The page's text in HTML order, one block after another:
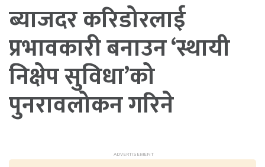
ब्याजदर करिडोरलाई
प्रभावकारी बनाउन ‘स्थायी
निक्षेप सुविधा’को
पुनरावलोकन गरिने